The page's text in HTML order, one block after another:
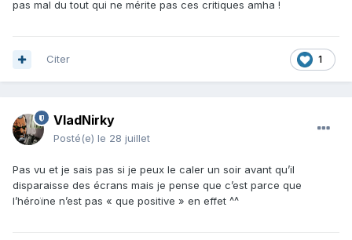
pas mal du tout qui ne mérite pas ces critiques amha !
1
Citer
VladNirky
Posté(e) le 28 juillet
Pas vu et je sais pas si je peux le caler un soir avant qu’il
disparaisse des écrans mais je pense que c’est parce que
l’héroïne n’est pas « que positive » en effet ^^